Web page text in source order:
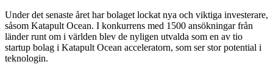
Under det senaste året har bolaget lockat nya och viktiga investerare,
såsom Katapult Ocean. I konkurrens med 1500 ansökningar från
länder runt om i världen blev de nyligen utvalda som en av tio
startup bolag i Katapult Ocean acceleratorn, som ser stor potential i
teknologin.